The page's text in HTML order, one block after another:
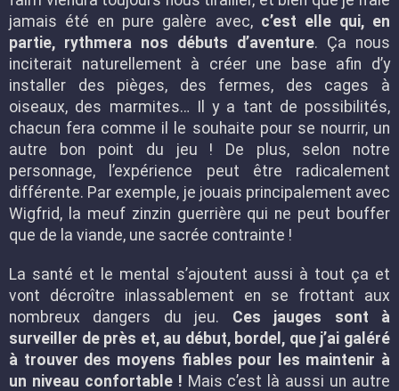
jamais été en pure galère avec, c’est elle qui, en
partie, rythmera nos débuts d’aventure. Ça nous
inciterait naturellement à créer une base afin d’y
installer des pièges, des fermes, des cages à
oiseaux, des marmites… Il y a tant de possibilités,
chacun fera comme il le souhaite pour se nourrir, un
autre bon point du jeu ! De plus, selon notre
personnage, l’expérience peut être radicalement
différente. Par exemple, je jouais principalement avec
Wigfrid, la meuf zinzin guerrière qui ne peut bouffer
que de la viande, une sacrée contrainte !
La santé et le mental s’ajoutent aussi à tout ça et
vont décroître inlassablement en se frottant aux
nombreux dangers du jeu. Ces jauges sont à
surveiller de près et, au début, bordel, que j’ai galéré
à trouver des moyens fiables pour les maintenir à
un niveau confortable ! Mais c’est là aussi un autre